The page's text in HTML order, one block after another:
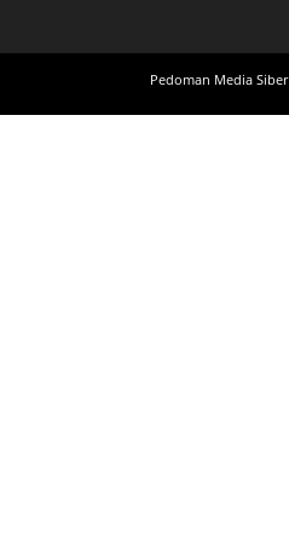
Pedoman Media Siber